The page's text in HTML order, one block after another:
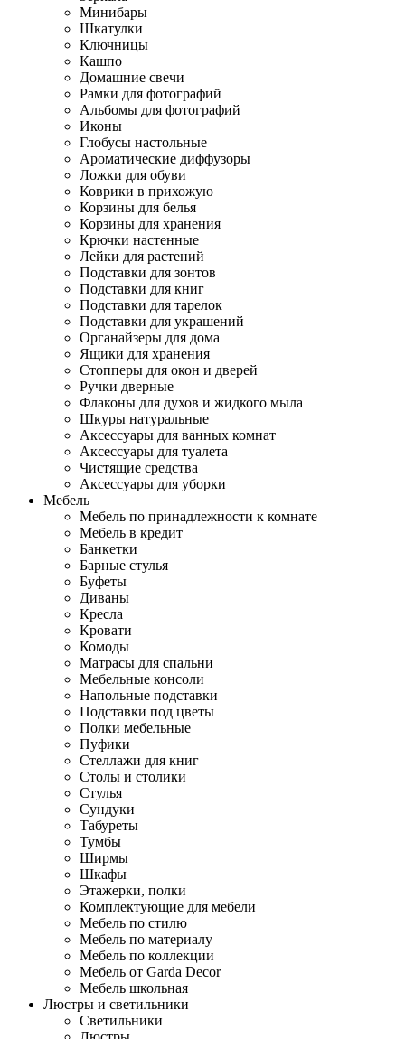
Минибары
Шкатулки
Ключницы
Кашпо
Домашние свечи
Рамки для фотографий
Альбомы для фотографий
Иконы
Глобусы настольные
Ароматические диффузоры
Ложки для обуви
Коврики в прихожую
Корзины для белья
Корзины для хранения
Крючки настенные
Лейки для растений
Подставки для зонтов
Подставки для книг
Подставки для тарелок
Подставки для украшений
Органайзеры для дома
Ящики для хранения
Стопперы для окон и дверей
Ручки дверные
Флаконы для духов и жидкого мыла
Шкуры натуральные
Аксессуары для ванных комнат
Аксессуары для туалета
Чистящие средства
Аксессуары для уборки
Мебель
Мебель по принадлежности к комнате
Мебель в кредит
Банкетки
Барные стулья
Буфеты
Диваны
Кресла
Кровати
Комоды
Матрасы для спальни
Мебельные консоли
Напольные подставки
Подставки под цветы
Полки мебельные
Пуфики
Стеллажи для книг
Столы и столики
Стулья
Сундуки
Табуреты
Тумбы
Ширмы
Шкафы
Этажерки, полки
Комплектующие для мебели
Мебель по стилю
Мебель по материалу
Мебель по коллекции
Мебель от Garda Decor
Мебель школьная
Люстры и светильники
Светильники